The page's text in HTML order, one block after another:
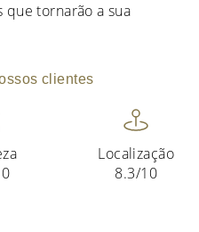
tornarão a sua
clientes
Localização
8.3/10